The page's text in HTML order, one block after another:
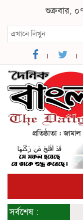
শুক্রবার,
সর্বশেষ :